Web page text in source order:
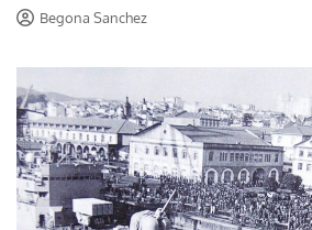
Begona Sanchez